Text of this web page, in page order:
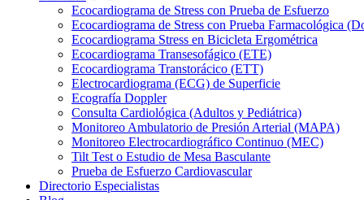
Ecocardiograma de Stress con Prueba de Esfuerzo
Ecocardiograma de Stress con Prueba Farmacológica
Ecocardiograma Stress en Bicicleta Ergométrica
Ecocardiograma Transesofágico (ETE)
Ecocardiograma Transtorácico (ETT)
Electrocardiograma (ECG) de Superficie
Ecografía Doppler
Consulta Cardiológica (Adultos y Pediátrica)
Monitoreo Ambulatorio de Presión Arterial (MAPA)
Monitoreo Electrocardiográfico Continuo (MEC)
Tilt Test o Estudio de Mesa Basculante
Prueba de Esfuerzo Cardiovascular
Directorio Especialistas